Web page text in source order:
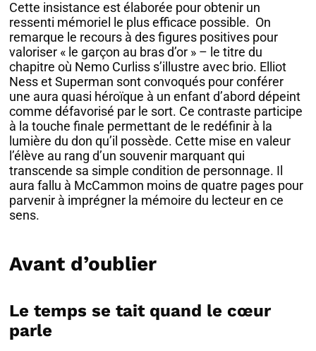
Cette insistance est élaborée pour obtenir un
ressenti mémoriel le plus efficace possible. On
remarque le recours à des figures positives pour
valoriser « le garçon au bras d’or » – le titre du
chapitre où Nemo Curliss s’illustre avec brio. Elliot
Ness et Superman sont convoqués pour conférer
une aura quasi héroïque à un enfant d’abord dépeint
comme défavorisé par le sort. Ce contraste participe
à la touche finale permettant de le redéfinir à la
lumière du don qu’il possède. Cette mise en valeur
l’élève au rang d’un souvenir marquant qui
transcende sa simple condition de personnage. Il
aura fallu à McCammon moins de quatre pages pour
parvenir à imprégner la mémoire du lecteur en ce
sens.
Avant d’oublier
Le temps se tait quand le cœur
parle